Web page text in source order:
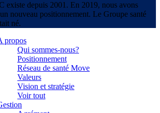
existe depuis 2001. En 2019, nous avons
nouveau positionnement. Le Groupe santé
né.
propos
Qui sommes-nous?
Positionnement
Réseau de santé Move
Valeurs
Vision et stratégie
Voir tout